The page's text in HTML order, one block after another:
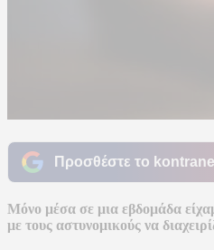
Προσθέστε το
Μόνο μέσα σε μια εβδομάδα
με τους αστυνομικούς να